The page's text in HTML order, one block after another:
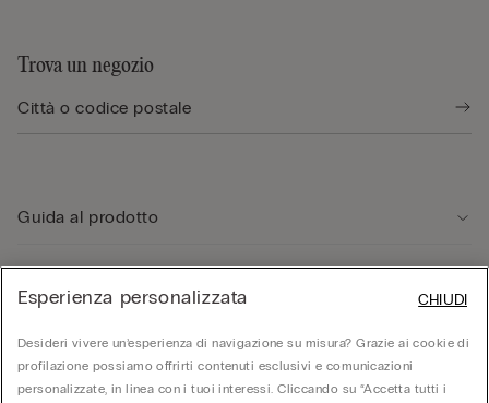
Trova un negozio
Guida al prodotto
Area Legale
Esperienza personalizzata
Desideri vivere un’esperienza di navigazione su misura? Grazie ai cookie di
profilazione possiamo offrirti contenuti esclusivi e comunicazioni
personalizzate, in linea con i tuoi interessi. Cliccando su “Accetta tutti i
CHIUDI